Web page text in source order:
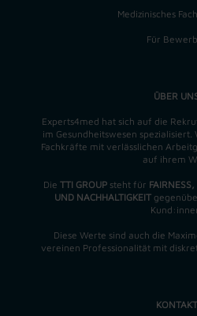
Medizinisches
Für
ÜBER
Experts4med hat sich auf die
im Gesundheitswesen
Fachkräfte mit verlässlichen
auf ihrem
Die TTI GROUPsteht für
UND NACHHALTIGKEIT
Diese Werte sind auch die
vereinen Professionalität mit
KONTAKT